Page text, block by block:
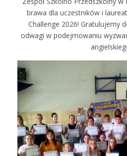
brawa dla uczestników i
Challenge 2026! Gratulujemy
odwagi w podejmowaniu